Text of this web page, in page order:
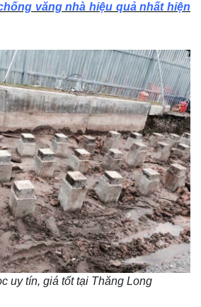
văng nhà hiệu quả nhất hiện
uy tín, giá tốt tại Thăng Long